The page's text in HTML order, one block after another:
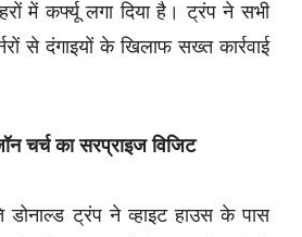
में कर्फ्यू लगा दिया है। ट्रंप ने सभी
से दंगाइयों के खिलाफ सख्त कार्रवाई
चर्च का सरप्राइज विजिट
डोनाल्ड ट्रंप ने व्हाइट हाउस के पास